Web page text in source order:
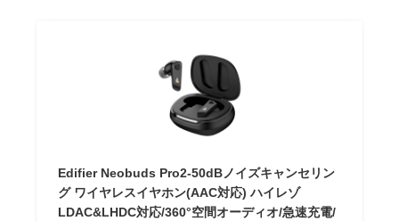
Edifier Neobuds Pro2-50dBノイズキャンセリン
グ ワイヤレスイヤホン(AAC対応) ハイレゾ
LDAC&LHDC対応/360°空間オーディオ/急速充電/